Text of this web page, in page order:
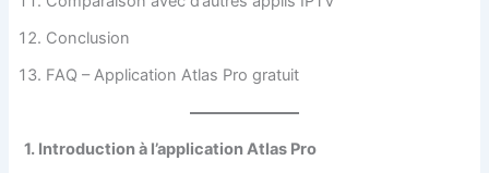
Conclusion
FAQ – Application Atlas Pro gratuit
1. Introduction à l’application Atlas Pro